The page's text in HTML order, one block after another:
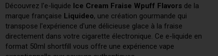
Découvrez l'e-liquide Ice Cream Fraise Wpuff Flavors de la
marque française Liquideo, une création gourmande qui
transpose l'expérience d'une délicieuse glace à la fraise
directement dans votre cigarette électronique. Ce e-liquide en
format 50ml shortfill vous offre une expérience vape